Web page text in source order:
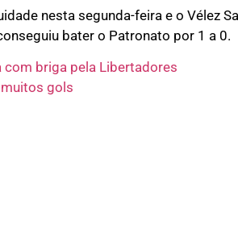
nesta segunda-feira e o Vélez
bater o Patronato por 1 a 0.
com briga pela Libertadores
gols